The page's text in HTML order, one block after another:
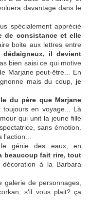
davantage dans le
spécialement apprécié
de consistance et elle
boite aux lettres entre
dédaigneux, il devient
bien saisi ce qui motive
Marjane peut-être... En
mais du coup, je
du père que Marjane
toujours en voyage... Là
qui unit la jeune fille
sans émotion.
le génie des eaux, en
beaucoup fait rire, tout
décoration à la Barbara
galerie de personnages,
s'il vous plait? ça